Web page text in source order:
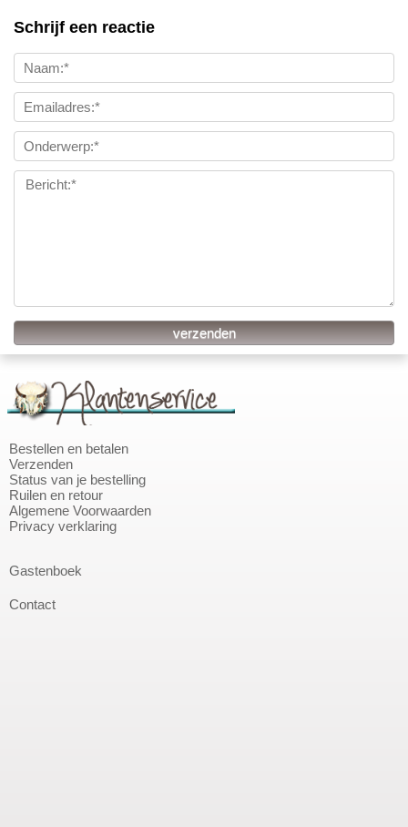
Schrijf een reactie
Bestellen en betalen
Verzenden
Status van je bestelling
Ruilen en retour
Algemene Voorwaarden
Privacy verklaring
Gastenboek
Contact